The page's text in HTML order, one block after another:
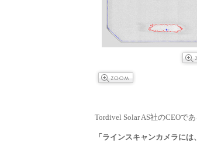
Tordivel Solar AS社のCEOで
「ラインスキャンカメラに